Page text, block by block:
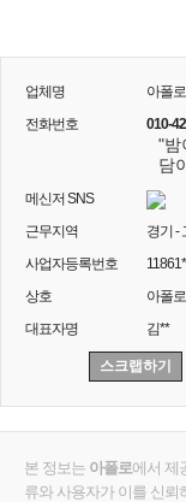
업체명
아폴로
전화번호
010-
"밤
담
메신저 SNS
근무지역
경기 -
사업자등록번호
상호
아폴로
대표자명
김**
스크랩하기
본 정보는 아폴로에서 제
류와 사용자가 이를 신뢰